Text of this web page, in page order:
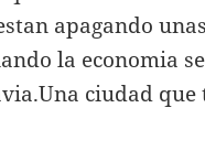
apagando
la economia
ciudad